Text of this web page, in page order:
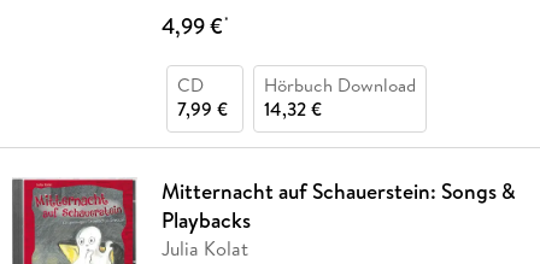
4,99 €*
CD
7,99 €
Hörbuch Download
14,32 €
Mitternacht auf Schauerstein: Songs &
Playbacks
Julia Kolat